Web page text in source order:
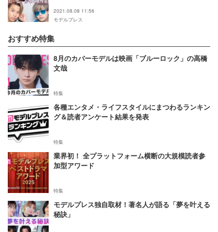
2021.08.08 11:56
モデルプレス
おすすめ特集
8月のカバーモデルは映画「ブルーロック」の高橋
文哉
特集
各種エンタメ・ライフスタイルにまつわるランキン
グ＆読者アンケート結果を発表
特集
業界初！ 全プラットフォーム横断の大規模読者参
加型アワード
特集
モデルプレス独自取材！著名人が語る「夢を叶える
秘訣」